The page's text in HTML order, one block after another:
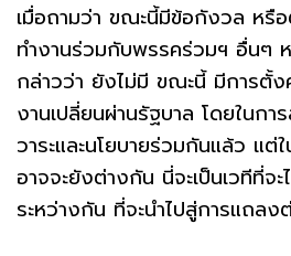
เมื่อถามว่า ขณะนี้มีข้อกังวล หรือ
ทำงานร่วมกับพรรคร่วมฯ อื่นๆ
กล่าวว่า ยังไม่มี ขณะนี้ มีการตั้ง
งานเปลี่ยนผ่านรัฐบาล โดยในกา
วาระและนโยบายร่วมกันแล้ว แต่
อาจจะยังต่างกัน นี่จะเป็นเวทีที่จ
ระหว่างกัน ที่จะนำไปสู่การแถลง